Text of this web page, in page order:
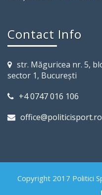
Contact Info
str. Măguricea nr. 5,
sector 1, Bucureşti
+4 0747 016 106
office@politicisport.ro
Copyright 2017 Politici